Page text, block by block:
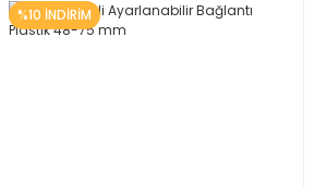
%10 İNDİRİM